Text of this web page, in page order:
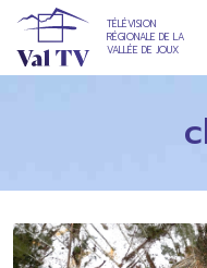
TÉLÉVISION
RÉGIONALE DE LA
VALLÉE DE JOUX